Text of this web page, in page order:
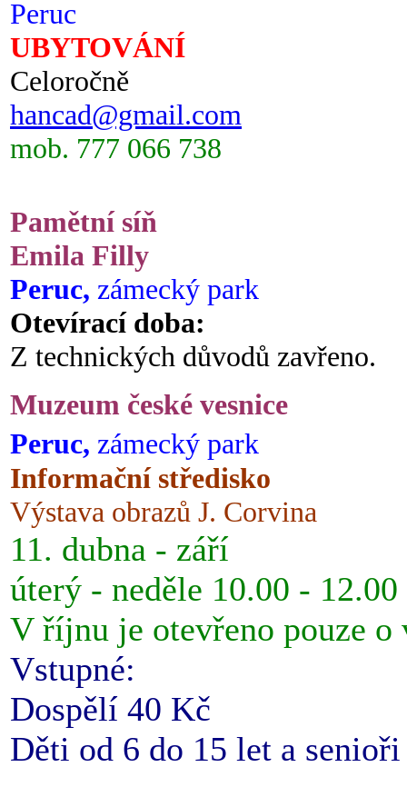
Peruc
UBYTOVÁNÍ
Celoročně
hancad@gmail.com
mob. 777 066 738
Pamětní síň
Emila Filly
Peruc, zámecký park
Otevírací doba:
Z technických důvodů zavřeno.
Muzeum české vesnice
Peruc, zámecký park
Informační středisko
Výstava obrazů J. Corvina
11. dubna - září
úterý - neděle 10.00 -
V říjnu je otevřeno pouze o
Vstupné:
Dospělí 40 Kč
Děti od 6 do 15 let a